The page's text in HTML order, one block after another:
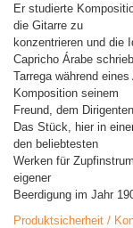
Er studierte
die Gitarre zu
konzentrieren und die
Capricho Árabe schrieb
Tarrega während
Komposition seinem
Freund, dem
Das Stück, hier in
den beliebtesten
Werken für
eigener
Beerdigung im Jahr
Produktsicherheit /